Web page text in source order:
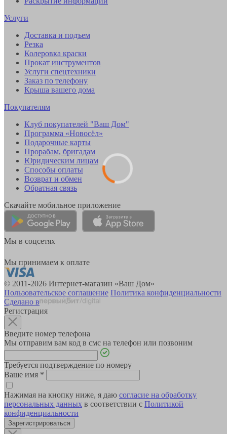
Услуги
Доставка и подъем
Резка
Колеровка краски
Прокат инструментов
Услуги спецтехники
Заказ по телефону
Крыша вашего дома
Покупателям
Клуб покупателей "Ваш Дом"
Программа «Новосёл»
Подарочные карты
Прорабам, бригадам
Юридическим лицам
Способы оплаты
Возврат и обмен
Обратная связь
Скачайте мобильное приложение
Мы в соцсетях
Мы принимаем к оплате
© 2011-2026 Интернет-магазин «Ваш Дом»
Пользовательское соглашение Политика конфиденциальности
Сделано в
Регистрация
Введите номер телефона
Мы отправим вам код в смс на телефон или позвоним
Требуется подтверждение по номеру
Ваше имя *
Нажимая на кнопку ниже, я даю согласие на обработку
персональных данных в соответствии с Политикой
конфиденциальности
Зарегистрироваться